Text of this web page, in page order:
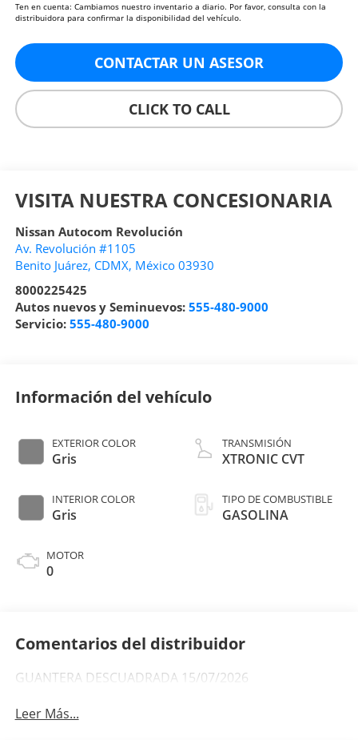
Ten en cuenta: Cambiamos nuestro inventario a diario. Por favor, consulta con la
distribuidora para confirmar la disponibilidad del vehículo.
CONTACTAR UN ASESOR
CLICK TO CALL
VISITA NUESTRA CONCESIONARIA
Nissan Autocom Revolución
Av. Revolución #1105
Benito Juárez, CDMX, México 03930
8000225425
Autos nuevos y Seminuevos: 555-480-9000
Servicio: 555-480-9000
Información del vehículo
EXTERIOR COLOR
Gris
INTERIOR COLOR
Gris
MOTOR
0
TRANSMISIÓN
XTRONIC CVT
TIPO DE COMBUSTIBLE
GASOLINA
Comentarios del distribuidor
GUANTERA DESCUADRADA 15/07/2026
Leer Más...